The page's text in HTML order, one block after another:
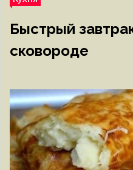
Быстрый
сковороде